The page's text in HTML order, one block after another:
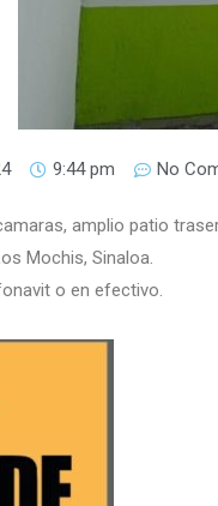
9:44 pm No
amplio patio
Mochis, Sinaloa.
o en efectivo.